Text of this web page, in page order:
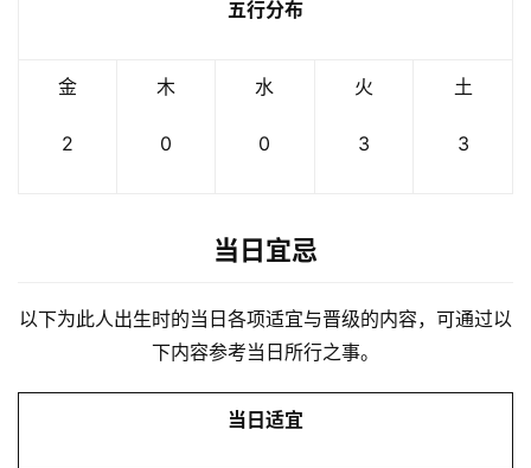
五行分布
金
2
木
0
水
0
火
3
土
3
当日宜忌
以下为此人出生时的当日各项适宜与晋级的内容，可通过以
下内容参考当日所行之事。
当日适宜